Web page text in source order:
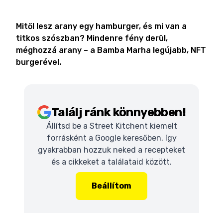
Mitől lesz arany egy hamburger, és mi van a
titkos szószban? Mindenre fény derül,
méghozzá arany – a Bamba Marha legújabb, NFT
burgerével.
Találj ránk könnyebben!
Állítsd be a Street Kitchent kiemelt
forrásként a Google keresőben, így
gyakrabban hozzuk neked a recepteket
és a cikkeket a találataid között.
Beállítom